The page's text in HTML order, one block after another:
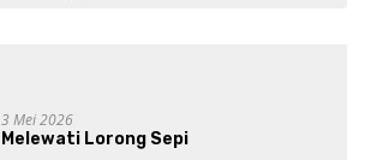
3 Mei 2026
Melewati Lorong Sepi